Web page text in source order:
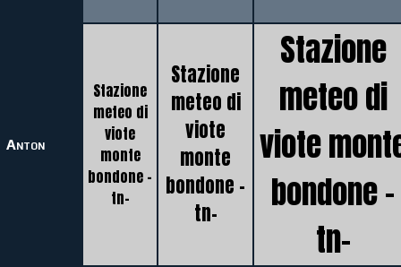
Anton
Stazione
meteo di
viote
monte
bondone -
tn-
Stazione
meteo di
viote
monte
bondone -
tn-
Stazione
meteo di
viote
bondone -
tn-